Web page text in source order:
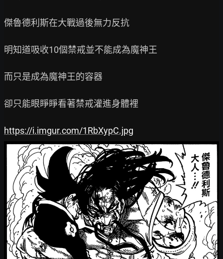
傑魯德利斯在大戰過後無力反抗
明知道吸收10個禁戒並不能成為魔神王
而只是成為魔神王的容器
卻只能眼睜睜看著禁戒灌進身體裡
https://i.imgur.com/1RbXypC.jpg